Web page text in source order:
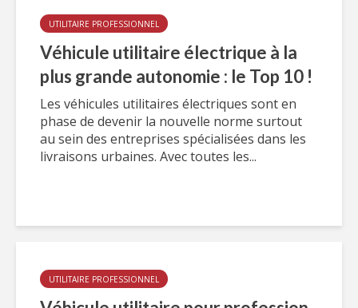
UTILITAIRE PROFESSIONNEL
Véhicule utilitaire électrique à la
plus grande autonomie : le Top 10 !
Les véhicules utilitaires électriques sont en
phase de devenir la nouvelle norme surtout
au sein des entreprises spécialisées dans les
livraisons urbaines. Avec toutes les...
UTILITAIRE PROFESSIONNEL